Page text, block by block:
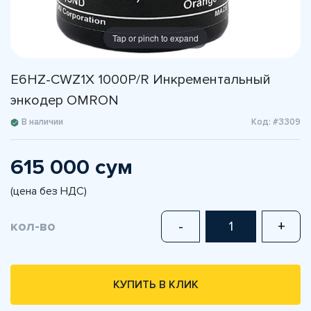
Tap or pinch to expand
E6HZ-CWZ1X 1000P/R Инкрементальный
энкодер OMRON
В наличии Код: #3309
615 000 сум
(цена без НДС)
кол-во - +
КУПИТЬ В КЛИК